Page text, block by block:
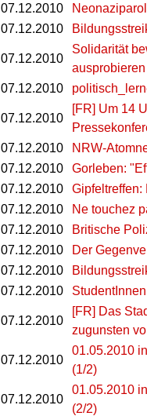
07.12.2010
07.12.2010
07.12.2010
Solidarität
07.12.2010
07.12.2010
[FR] Um 14
07.12.2010
NRW-
07.12.2010
Gorleben:
07.12.2010
Gipfeltreffen:
07.12.2010
Ne touchez
07.12.2010
Britische
07.12.2010
Der
07.12.2010
07.12.2010
07.12.2010
[FR] Das
zugunsten
07.12.2010
01.05.2010
(1/2)
07.12.2010
01.05.2010
(2/2)